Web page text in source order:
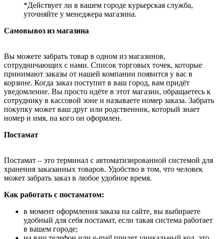
*Действует ли в вашем городе курьерская служба,
уточняйте у менеджера магазина.
Самовывоз из магазина
Вы можете забрать товар в одном из магазинов,
сотрудничающих с нами. Список торговых точек, которые
принимают заказы от нашей компании появится у вас в
корзине. Когда заказ поступит в ваш город, вам придёт
уведомление. Вы просто идёте в этот магазин, обращаетесь к
сотруднику в кассовой зоне и называете номер заказа. Забрать
покупку может ваш друг или родственник, который знает
номер и имя, на кого он оформлен.
Постамат
Постамат – это терминал с автоматизированной системой для
хранения заказанных товаров. Удобство в том, что человек
может забрать заказ в любое удобное время.
Как работать с постаматом:
в момент оформления заказа на сайте, вы выбираете
удобный для себя постамат, если такая система работает
в вашем городе;